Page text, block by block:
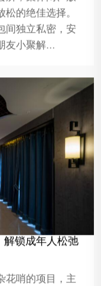
的绝佳选择。
间独立私密，安
友小聚解…
锁成年人松弛
花哨的项目，主